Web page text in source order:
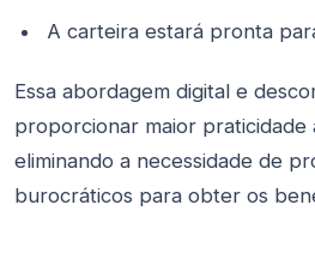
A carteira estará pronta
Essa abordagem digital e
proporcionar maior praticidade
eliminando a necessidade de
burocráticos para obter os